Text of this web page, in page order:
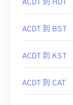
ACDT 到 HDT
ACDT 到 BST
ACDT 到 KST
ACDT 到 CAT